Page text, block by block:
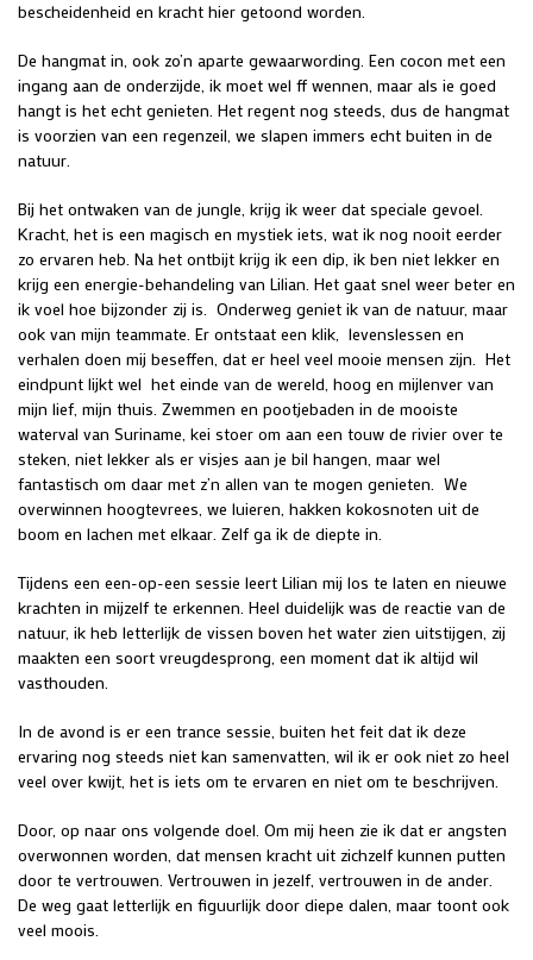
bescheidenheid en kracht hier getoond worden.
De hangmat in, ook zo’n aparte gewaarwording. Een cocon met een
ingang aan de onderzijde, ik moet wel ff wennen, maar als ie goed
hangt is het echt genieten. Het regent nog steeds, dus de hangmat
is voorzien van een regenzeil, we slapen immers echt buiten in de
natuur.
Bij het ontwaken van de jungle, krijg ik weer dat speciale gevoel.
Kracht, het is een magisch en mystiek iets, wat ik nog nooit eerder
zo ervaren heb. Na het ontbijt krijg ik een dip, ik ben niet lekker en
krijg een energie-behandeling van Lilian. Het gaat snel weer beter en
ik voel hoe bijzonder zij is. Onderweg geniet ik van de natuur, maar
ook van mijn teammate. Er ontstaat een klik, levenslessen en
verhalen doen mij beseffen, dat er heel veel mooie mensen zijn. Het
eindpunt lijkt wel het einde van de wereld, hoog en mijlenver van
mijn lief, mijn thuis. Zwemmen en pootjebaden in de mooiste
waterval van Suriname, kei stoer om aan een touw de rivier over te
steken, niet lekker als er visjes aan je bil hangen, maar wel
fantastisch om daar met z’n allen van te mogen genieten. We
overwinnen hoogtevrees, we luieren, hakken kokosnoten uit de
boom en lachen met elkaar. Zelf ga ik de diepte in.
Tijdens een een-op-een sessie leert Lilian mij los te laten en nieuwe
krachten in mijzelf te erkennen. Heel duidelijk was de reactie van de
natuur, ik heb letterlijk de vissen boven het water zien uitstijgen, zij
maakten een soort vreugdesprong, een moment dat ik altijd wil
vasthouden.
In de avond is er een trance sessie, buiten het feit dat ik deze
ervaring nog steeds niet kan samenvatten, wil ik er ook niet zo heel
veel over kwijt, het is iets om te ervaren en niet om te beschrijven.
Door, op naar ons volgende doel. Om mij heen zie ik dat er angsten
overwonnen worden, dat mensen kracht uit zichzelf kunnen putten
door te vertrouwen. Vertrouwen in jezelf, vertrouwen in de ander.
De weg gaat letterlijk en figuurlijk door diepe dalen, maar toont ook
veel moois.